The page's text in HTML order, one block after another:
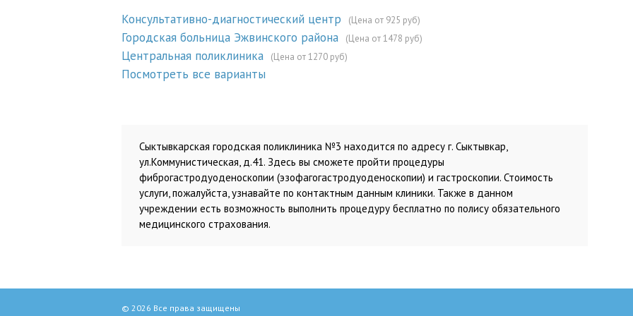
Консультативно-диагностический центр (Цена от 925 руб)
Городская больница Эжвинского района (Цена от 1478 руб)
Центральная поликлиника (Цена от 1270 руб)
Посмотреть все варианты
Сыктывкарская городская поликлиника №3 находится по адресу г. Сыктывкар,
ул.Коммунистическая, д.41. Здесь вы сможете пройти процедуры
фиброгастродуоденоскопии (эзофагогастродуоденоскопии) и гастроскопии. Стоимость
услуги, пожалуйста, узнавайте по контактным данным клиники. Также в данном
учреждении есть возможность выполнить процедуру бесплатно по полису обязательного
медицинского страхования.
© 2026 Все права защищены